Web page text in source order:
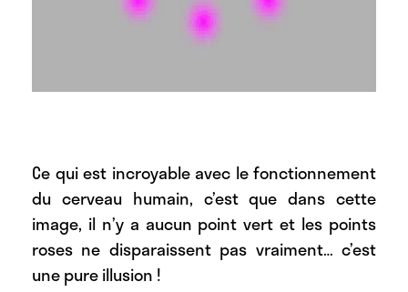
Ce qui est incroyable avec le fonctionnement
du cerveau humain, c’est que dans cette
image, il n’y a aucun point vert et les points
roses ne disparaissent pas vraiment… c’est
une pure illusion !